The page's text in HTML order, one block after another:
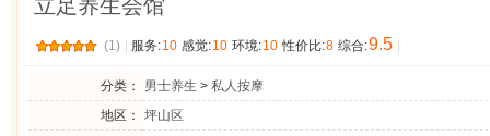
立足养生会馆
(1) 服务:10 感觉:10 环境:10 性价比:8 综合:9.5
分类： 男士养生 > 私人按摩
地区：
坪山区